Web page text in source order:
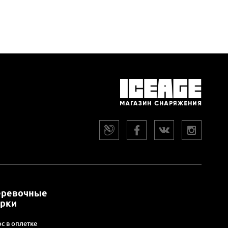
в оплетке